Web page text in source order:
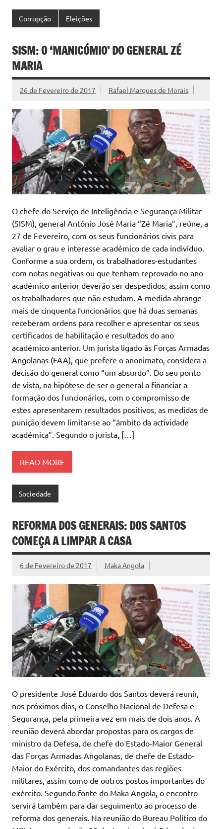
Corrupção Eleições
SISM: O ‘MANICÓMIO’ DO GENERAL ZÉ
MARIA
26 de Fevereiro de 2017 Rafael Marques de Morais
O chefe do Serviço de Inteligência e Segurança Militar
(SISM), general António José Maria “Zé Maria”, reúne, a
27 de Fevereiro, com os seus funcionários civis para
avaliar o grau e interesse académico de cada indivíduo.
Conforme a sua ordem, os trabalhadores-estudantes
com notas negativas ou que tenham reprovado no ano
académico anterior deverão ser despedidos, assim como
os trabalhadores que não estudam. A medida abrange
mais de cinquenta funcionários que há duas semanas
receberam ordens para recolher e apresentar os seus
certificados de habilitação e resultados do ano
académico anterior. Um jurista ligado às Forças Armadas
Angolanas (FAA), que prefere o anonimato, considera a
decisão do general como “um absurdo”. Do seu ponto
de vista, na hipótese de ser o general a financiar a
formação dos funcionários, com o compromisso de
estes apresentarem resultados positivos, as medidas de
punição devem limitar-se ao “âmbito da actividade
académica”. Segundo o jurista, […]
READ MORE
Sociedade
REFORMA DOS GENERAIS: DOS SANTOS
COMEÇA A LIMPAR A CASA
6 de Fevereiro de 2017 Maka Angola
O presidente José Eduardo dos Santos deverá reunir,
nos próximos dias, o Conselho Nacional de Defesa e
Segurança, pela primeira vez em mais de dois anos. A
reunião deverá abordar propostas para os cargos de
ministro da Defesa, de chefe do Estado-Maior General
das Forças Armadas Angolanas, de chefe de Estado-
Maior do Exército, dos comandantes das regiões
militares, assim como de outros postos importantes do
exército. Segundo fonte do Maka Angola, o encontro
servirá também para dar seguimento ao processo de
reforma dos generais. Na reunião do Bureau Político do